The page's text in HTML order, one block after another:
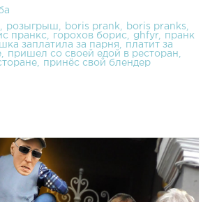
розыгрыш boris prank
boris pranks
пранкс горохов борис ghfyr
пранк
заплатила за парня
платит за
пришел со своей едой в ресторан
принёс свой блендер